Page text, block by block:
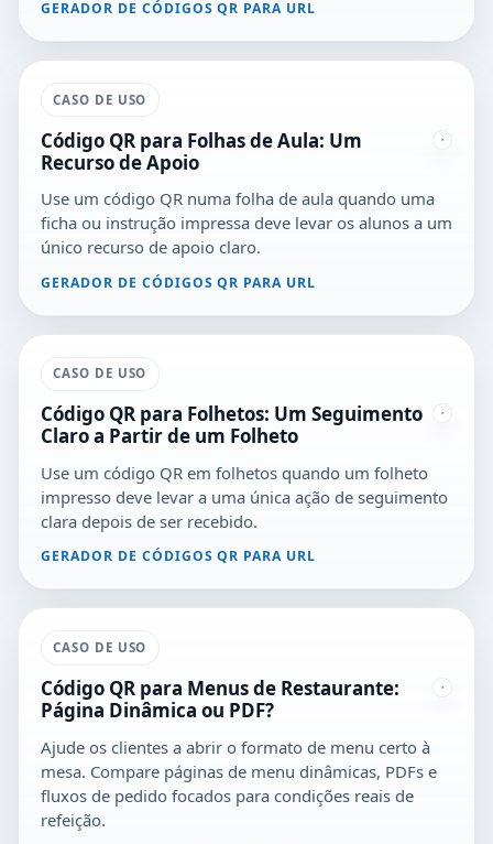
GERADOR DE CÓDIGOS QR PARA URL
CASO DE USO
Código QR para Folhas de Aula: Um
Recurso de Apoio
Use um código QR numa folha de aula quando uma
ficha ou instrução impressa deve levar os alunos a um
único recurso de apoio claro.
GERADOR DE CÓDIGOS QR PARA URL
CASO DE USO
Código QR para Folhetos: Um Seguimento
Claro a Partir de um Folheto
Use um código QR em folhetos quando um folheto
impresso deve levar a uma única ação de seguimento
clara depois de ser recebido.
GERADOR DE CÓDIGOS QR PARA URL
CASO DE USO
Código QR para Menus de Restaurante:
Página Dinâmica ou PDF?
Ajude os clientes a abrir o formato de menu certo à
mesa. Compare páginas de menu dinâmicas, PDFs e
fluxos de pedido focados para condições reais de
refeição.